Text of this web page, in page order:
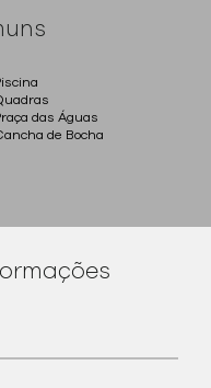
das Águas
de Bocha